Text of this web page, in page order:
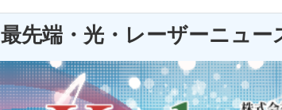
最先端・光・レーザーニュー